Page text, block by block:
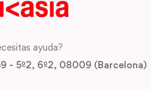
ayuda?
- 5º2, 6º2, 08009 (Barcelona)